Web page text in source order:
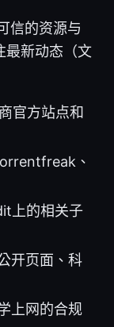
信的资源与
最新动态（文
官方站点和
、
上的相关子
开页面、科
上网的合规